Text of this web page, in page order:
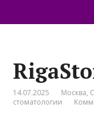
14.07.2025 Москва,
стоматологии